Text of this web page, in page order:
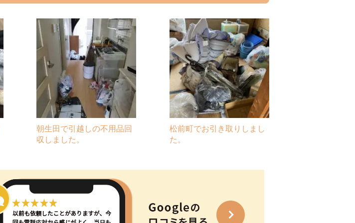
朝生田で引越しの不用品回
収しました。
松前町でお引き取りしまし
た。